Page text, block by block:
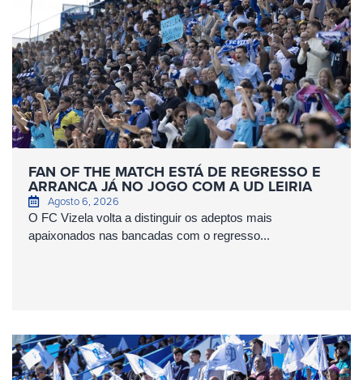
FAN OF THE MATCH ESTÁ DE REGRESSO E
ARRANCA JÁ NO JOGO COM A UD LEIRIA
Agosto 6, 2026
O FC Vizela volta a distinguir os adeptos mais
apaixonados nas bancadas com o regresso...